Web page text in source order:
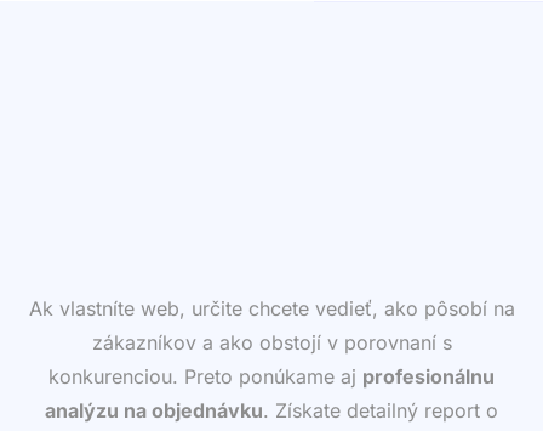
Ak vlastníte web, určite chcete vedieť, ako pôsobí na
zákazníkov a ako obstojí v porovnaní s
konkurenciou. Preto ponúkame aj profesionálnu
analýzu na objednávku. Získate detailný report o